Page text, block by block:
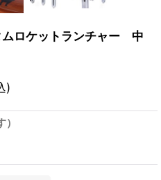
ロケットランチャー 中
)